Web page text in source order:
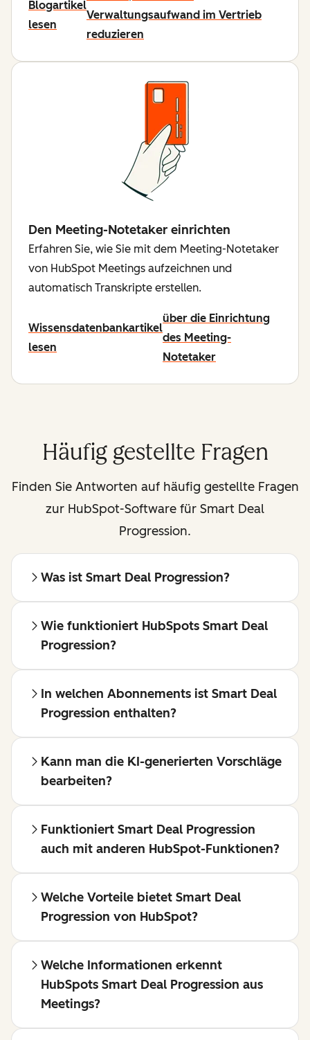
Blogartikel
lesen
Verwaltungsaufwand im Vertrieb
reduzieren
Den Meeting-Notetaker einrichten
Erfahren Sie, wie Sie mit dem Meeting-Notetaker
von HubSpot Meetings aufzeichnen und
automatisch Transkripte erstellen.
Wissensdatenbankartikel
lesen
über die Einrichtung
des Meeting-
Notetaker
Häufig gestellte Fragen
Finden Sie Antworten auf häufig gestellte Fragen
zur HubSpot-Software für Smart Deal
Progression.
Was ist Smart Deal Progression?
Wie funktioniert HubSpots Smart Deal
Progression?
In welchen Abonnements ist Smart Deal
Progression enthalten?
Kann man die KI-generierten Vorschläge
bearbeiten?
Funktioniert Smart Deal Progression
auch mit anderen HubSpot-Funktionen?
Welche Vorteile bietet Smart Deal
Progression von HubSpot?
Welche Informationen erkennt
HubSpots Smart Deal Progression aus
Meetings?